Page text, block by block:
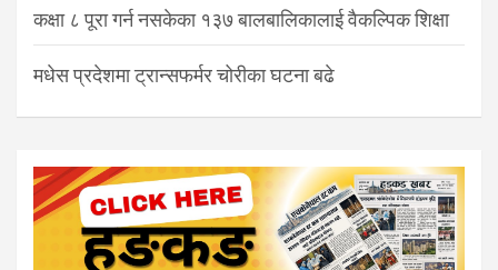
कक्षा ८ पूरा गर्न नसकेका १३७ बालबालिकालाई वैकल्पिक शिक्षा
मधेस प्रदेशमा ट्रान्सफर्मर चोरीका घटना बढे